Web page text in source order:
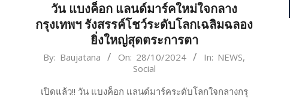
วัน แบงค็อก แลนด์มาร์คใหม่ใจกลาง
กรุงเทพฯ รังสรรค์โชว์ระดับโลกเฉลิมฉลอง
ยิ่งใหญ่สุดตระการตา
2024-
28
By: Baujatana On: 28/10/2024 In: NEWS,
Social
เปิดแล้ว!! วัน แบงค็อก แลนด์มาร์คระดับโลกใจกลางกรุ